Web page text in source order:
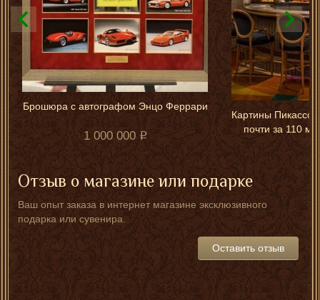
Брошюра с автографом Энцо Феррари
1 000 000
Картины Пикассо
почти за 110
Отзыв о магазине или подарке
Ваш опыт заказа в интернет магазине эксклюзивного
подарка или сувенира.
Оставить отзыв